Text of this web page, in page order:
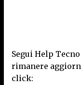
Segui Help
rimanere
click: